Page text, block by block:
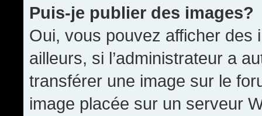
Puis-je publier des images?
Oui, vous pouvez afficher
ailleurs, si l’administrateur a
transférer une image sur le
image placée sur un serveur